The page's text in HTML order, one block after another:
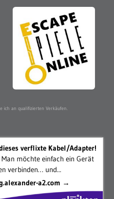
ich an qualifizierten Verkäufen.
verflixte Kabel/Adapter!
möchte einfach ein Gerät
verbinden… und...
a2.com →